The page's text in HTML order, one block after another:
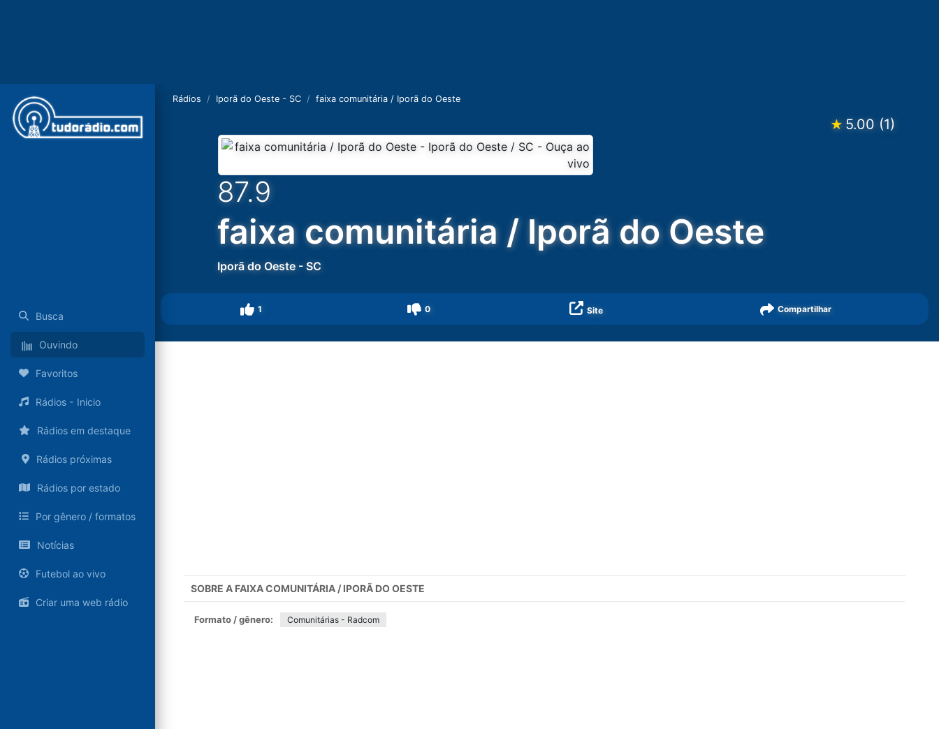
Busca
Ouvindo
Favoritos
Rádios - Inicio
Rádios em destaque
Rádios próximas
Rádios por estado
Por gênero / formatos
Notícias
Futebol ao vivo
Criar uma web rádio
Rádios Iporã do Oeste - SC faixa comunitária / Iporã do Oeste
★ 5.00 (1)
87.9
faixa comunitária / Iporã do Oeste
Iporã do Oeste -SC
1 0 Site Compartilhar
SOBRE A FAIXA COMUNITÁRIA / IPORÃ DO OESTE
Formato / gênero: Comunitárias - Radcom